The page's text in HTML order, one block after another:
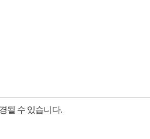
될 수 있습니다.